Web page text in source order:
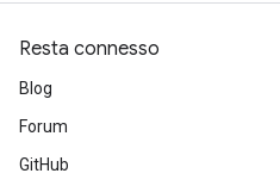
Resta connesso
Blog
Forum
GitHub